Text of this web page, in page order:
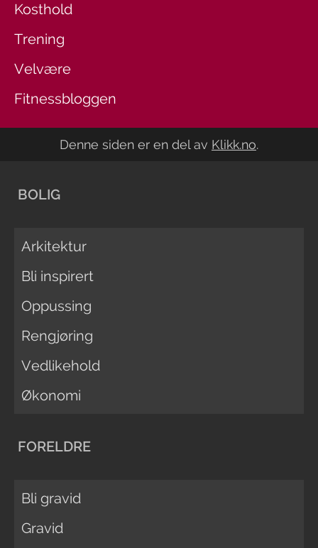
Kosthold
Trening
Velvære
Fitnessbloggen
Denne siden er en del av Klikk.no.
BOLIG
Arkitektur
Bli inspirert
Oppussing
Rengjøring
Vedlikehold
Økonomi
FORELDRE
Bli gravid
Gravid